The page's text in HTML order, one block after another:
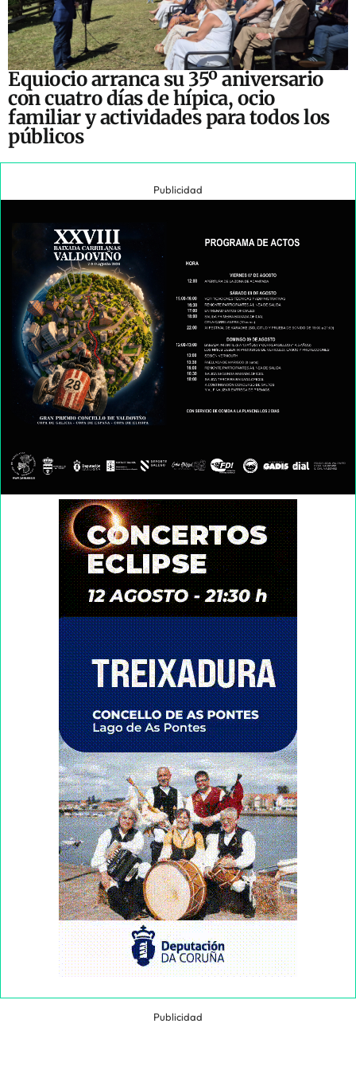
Equiocio arranca su 35º aniversario
con cuatro días de hípica, ocio
familiar y actividades para todos los
públicos
Publicidad
Publicidad